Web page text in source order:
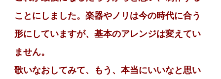
ことにしました。楽器やノリは今の時代に合う
形にしていますが、基本のアレンジは変えてい
ません。
歌いなおしてみて、もう、本当にいいなと思い